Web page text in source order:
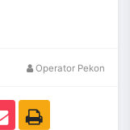
Operator Pekon